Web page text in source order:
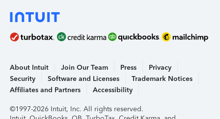
About Intuit Join Our Team Press
Privacy
Security
Software and Licenses
Trademark Notices
Affiliates and Partners
Accessibility
©1997-2026 Intuit, Inc. All rights reserved.